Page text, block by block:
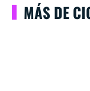
MÁS DE